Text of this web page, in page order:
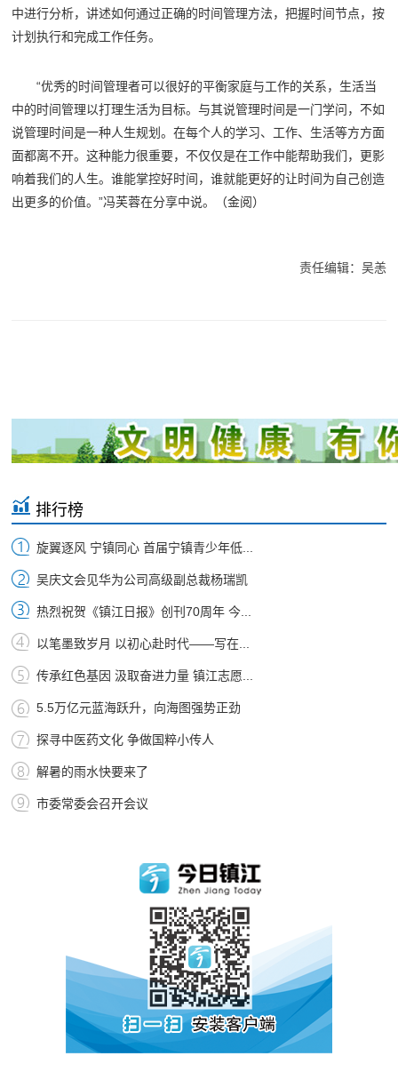
中进行分析，讲述如何通过正确的时间管理方法，把握时间节点，按
计划执行和完成工作任务。
“优秀的时间管理者可以很好的平衡家庭与工作的关系，生活当
中的时间管理以打理生活为目标。与其说管理时间是一门学问，不如
说管理时间是一种人生规划。在每个人的学习、工作、生活等方方面
面都离不开。这种能力很重要，不仅仅是在工作中能帮助我们，更影
响着我们的人生。谁能掌控好时间，谁就能更好的让时间为自己创造
出更多的价值。”冯芙蓉在分享中说。（金阅）
责任编辑：吴恙
排行榜
旋翼逐风 宁镇同心 首届宁镇青少年低...
吴庆文会见华为公司高级副总裁杨瑞凯
热烈祝贺《镇江日报》创刊70周年 今...
以笔墨致岁月 以初心赴时代——写在...
传承红色基因 汲取奋进力量 镇江志愿...
5.5万亿元蓝海跃升，向海图强势正劲
探寻中医药文化 争做国粹小传人
解暑的雨水快要来了
市委常委会召开会议